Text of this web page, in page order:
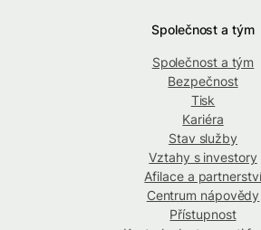
Společnost a tým
Společnost a tým
Bezpečnost
Tisk
Kariéra
Stav služby
Vztahy s investory
Afilace a partnerství
Centrum nápovědy
Přístupnost